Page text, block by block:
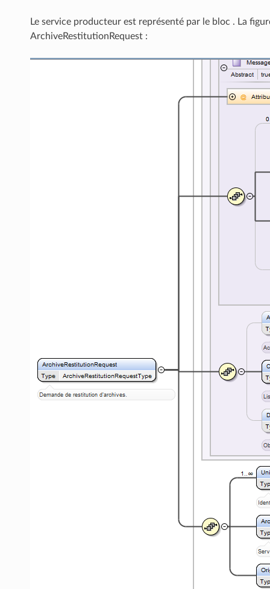
Le service producteur est représenté par le bloc . La
ArchiveRestitutionRequest :